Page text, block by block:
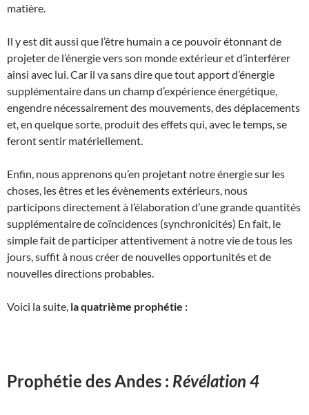
matière.
Il y est dit aussi que l’être humain a ce pouvoir étonnant de
projeter de l’énergie vers son monde extérieur et d’interférer
ainsi avec lui. Car il va sans dire que tout apport d’énergie
supplémentaire dans un champ d’expérience énergétique,
engendre nécessairement des mouvements, des déplacements
et, en quelque sorte, produit des effets qui, avec le temps, se
feront sentir matériellement.
Enfin, nous apprenons qu’en projetant notre énergie sur les
choses, les êtres et les évènements extérieurs, nous
participons directement à l’élaboration d’une grande quantités
supplémentaire de coïncidences (synchronicités) En fait, le
simple fait de participer attentivement à notre vie de tous les
jours, suffit à nous créer de nouvelles opportunités et de
nouvelles directions probables.
Voici la suite, la quatrième prophétie :
Prophétie des Andes : Révélation 4